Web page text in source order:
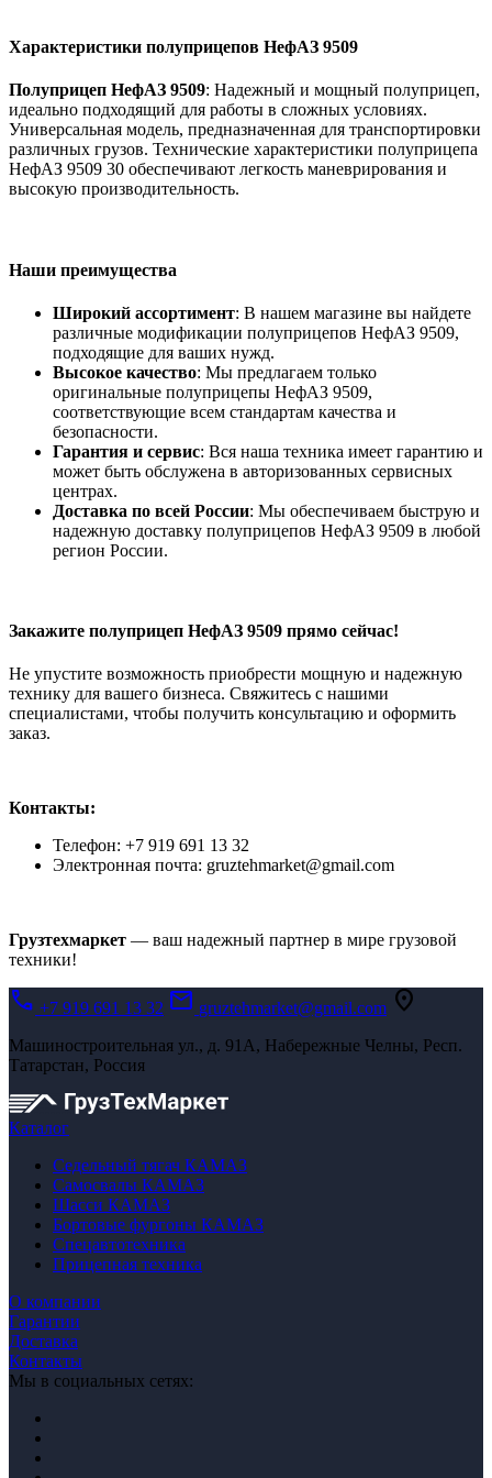
Характеристики полуприцепов НефАЗ 9509
Полуприцеп НефАЗ 9509: Надежный и мощный полуприцеп,
идеально подходящий для работы в сложных условиях.
Универсальная модель, предназначенная для транспортировки
различных грузов. Технические характеристики полуприцепа
НефАЗ 9509 30 обеспечивают легкость маневрирования и
высокую производительность.
Наши преимущества
Широкий ассортимент: В нашем магазине вы найдете
различные модификации полуприцепов НефАЗ 9509,
подходящие для ваших нужд.
Высокое качество: Мы предлагаем только
оригинальные полуприцепы НефАЗ 9509,
соответствующие всем стандартам качества и
безопасности.
Гарантия и сервис: Вся наша техника имеет гарантию и
может быть обслужена в авторизованных сервисных
центрах.
Доставка по всей России: Мы обеспечиваем быструю и
надежную доставку полуприцепов НефАЗ 9509 в любой
регион России.
Закажите полуприцеп НефАЗ 9509 прямо сейчас!
Не упустите возможность приобрести мощную и надежную
технику для вашего бизнеса. Свяжитесь с нашими
специалистами, чтобы получить консультацию и оформить
заказ.
Контакты:
Телефон: +7 919 691 13 32
Электронная почта: gruztehmarket@gmail.com
Грузтехмаркет — ваш надежный партнер в мире грузовой
техники!
call +7 919 691 13 32 mail gruztehmarket@gmail.com location_on
Машиностроительная ул., д. 91А, Набережные Челны, Респ.
Татарстан, Россия
Каталог
Седельный тягач КАМАЗ
Самосвалы КАМАЗ
Шасси КАМАЗ
Бортовые фургоны КАМАЗ
Спецавтотехника
Прицепная техника
О компании
Гарантии
Доставка
Контакты
Мы в социальных сетях: